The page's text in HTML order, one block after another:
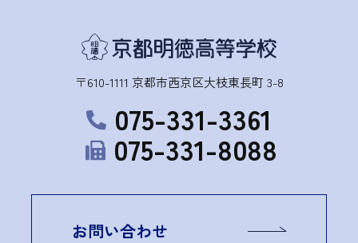
〒610-1111 京都市西京区大枝東長町 3-8
075-331-3361
075-331-8088
お問い合わせ